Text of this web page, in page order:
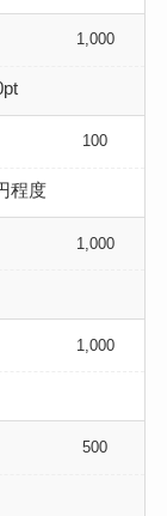
1,000
100
程度
1,000
1,000
500